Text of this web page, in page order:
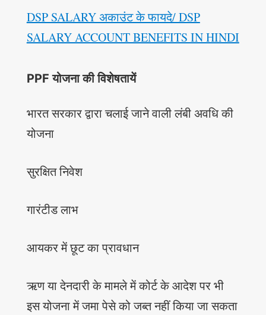
DSP SALARY अकाउंट के फायदे/ DSP
SALARY ACCOUNT BENEFITS IN HINDI
PPF योजना की विशेषतायें
भारत सरकार द्वारा चलाई जाने वाली लंबी अवधि की
योजना
सुरक्षित निवेश
गारंटीड लाभ
आयकर में छूट का प्रावधान
ऋण या देनदारी के मामले में कोर्ट के आदेश पर भी
इस योजना में जमा पेसे को जब्त नहीं किया जा सकता